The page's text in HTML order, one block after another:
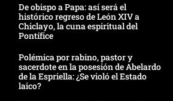
De obispo a Papa: así será el
histórico regreso de León XIV a
Chiclayo, la cuna espiritual del
Pontífice
Polémica por rabino, pastor y
sacerdote en la posesión de Abelardo
de la Espriella: ¿Se violó el Estado
laico?